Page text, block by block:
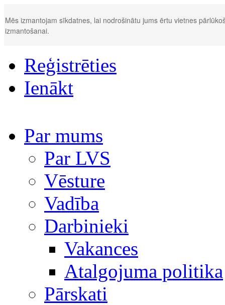
Mēs izmantojam sīkdatnes, lai nodrošinātu jums ērtu vietnes
izmantošanai.
Reģistrēties
Ienākt
Par mums
Par LVS
Vēsture
Vadība
Darbinieki
Vakances
Atalgojuma politika
Pārskati